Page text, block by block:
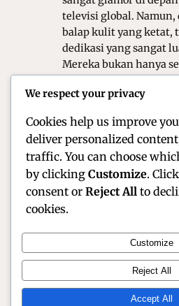
televisi global. Namun,
balap kulit yang ketat,
dedikasi yang sangat
Mereka bukan hanya
kecepatan tinggi di
Official Site of Christian
Motorsport Profile
We respect your privacy
Cookies help us improve
deliver personalized
traffic. You can choose
by clicking Customize. Click
consent or Reject All to
cookies.
Customize
Reject All
Accept All